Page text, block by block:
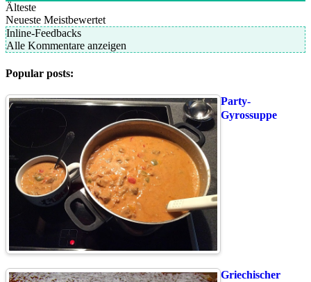
Älteste
Neueste Meistbewertet
Inline-Feedbacks
Alle Kommentare anzeigen
Popular posts:
Party-
Gyrossuppe
Griechischer